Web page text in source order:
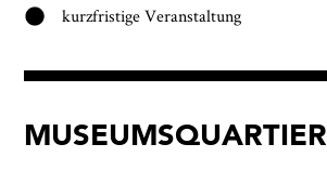
kurzfristige Veranstaltung
MUSEUMSQUARTIER